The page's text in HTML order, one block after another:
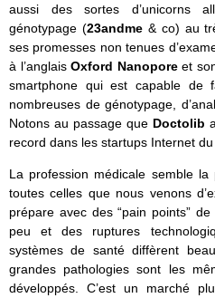
aussi des sortes d’unicorns
génotypage (23andme & co) au
ses promesses non tenues
à l’anglaisOxford Nanoporeet
smartphone qui est capable de
nombreuses de génotypage,
Notons au passage que Doctolib
record dans les startups Internet
La profession médicale semble
toutes celles que nous venons
prépare avec des “pain points”
peu et des ruptures
systèmes de santé diffèrent
grandes pathologies sont les
développés. C’est un marché